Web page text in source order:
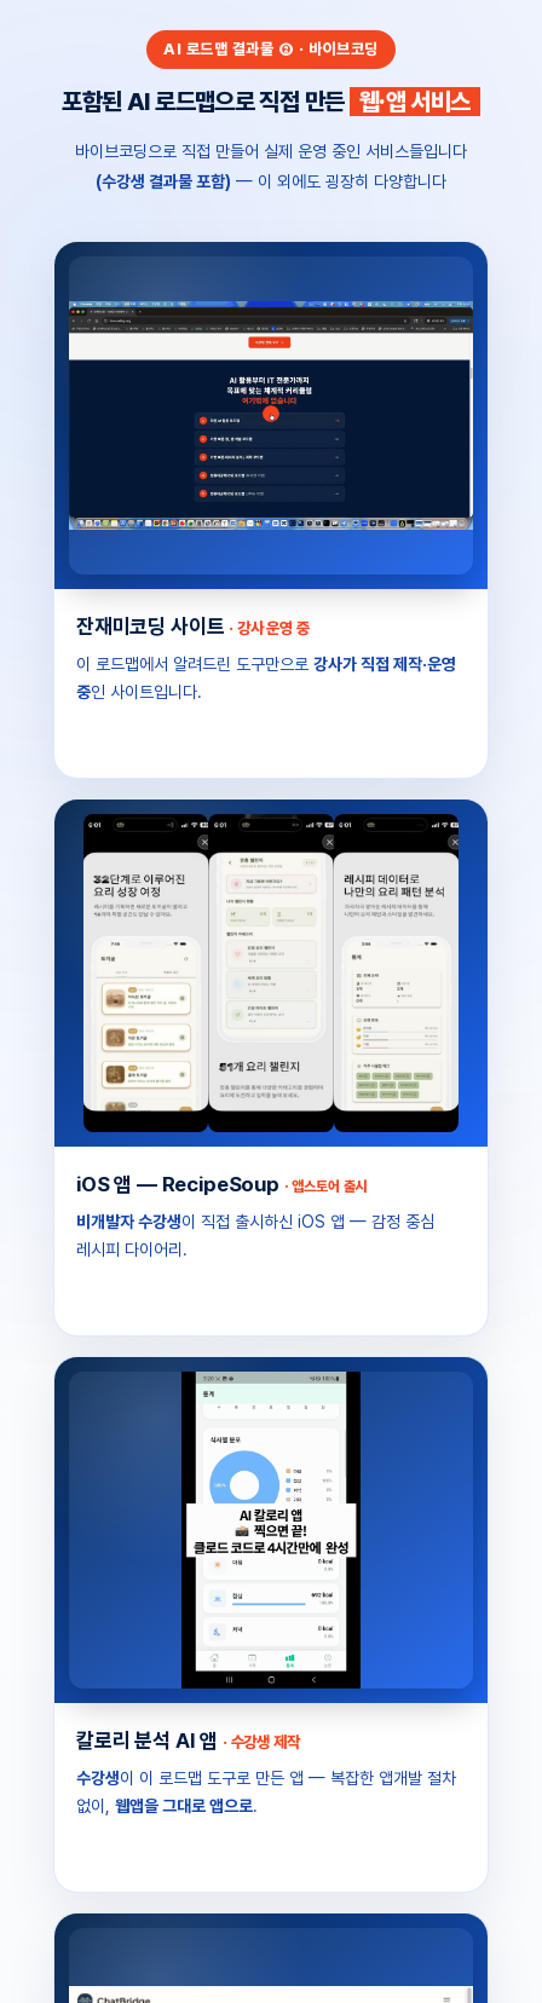
AI 로드맵 결과물 ② · 바이브코딩
포함된 AI 로드맵으로 직접 만든 웹·앱 서비스
바이브코딩으로 직접 만들어 실제 운영 중인 서비스들입니다
(수강생 결과물 포함) — 이 외에도 굉장히 다양합니다
잔재미코딩 사이트 · 강사 운영 중
이 로드맵에서 알려드린 도구만으로 강사가 직접 제작·운영
중인 사이트입니다.
iOS 앱 — RecipeSoup · 앱스토어 출시
비개발자 수강생이 직접 출시하신 iOS 앱 — 감정 중심
레시피 다이어리.
칼로리 분석 AI 앱 · 수강생 제작
수강생이 이 로드맵 도구로 만든 앱 — 복잡한 앱개발 절차
없이, 웹앱을 그대로 앱으로.